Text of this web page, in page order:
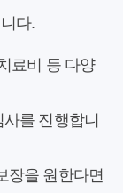
다.
료비 등 다양
를 진행합니
장을 원한다면